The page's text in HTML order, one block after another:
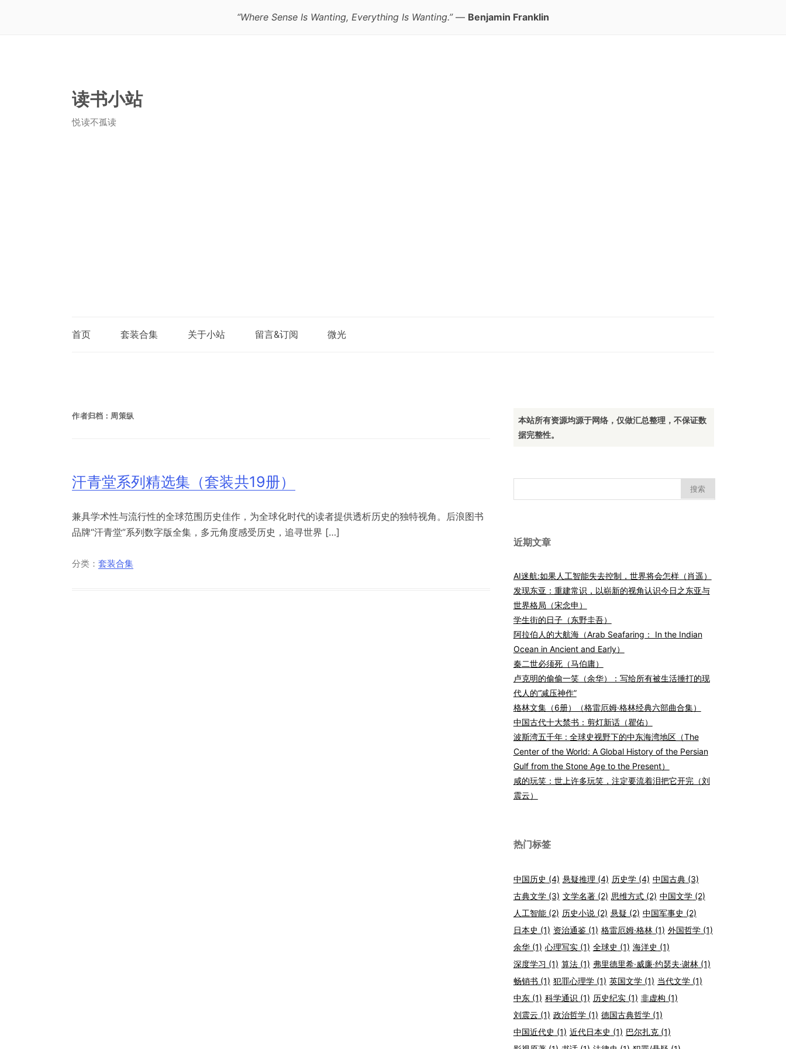
“Where Sense Is Wanting, Everything Is Wanting.”— Benjamin Franklin
读书小站
悦读不孤读
首页 套装合集 关于小站 留言&订阅 微光
作者归档： 周策纵
汗青堂系列精选集（套装共19册）
兼具学术性与流行性的全球范围历史佳作，为全球化时代的读者提供透析历史的独特视角。后浪图书
品牌“汗青堂”系列数字版全集，多元角度感受历史，追寻世界 […]
分类：套装合集
本站所有资源均源于网络，仅做汇总整理，不保证数
据完整性。
索：
近期文章
AI迷航:如果人工智能失去控制，世界将会怎样（肖遥）
发现东亚：重建常识，以崭新的视角认识今日之东亚与
世界格局（宋念申）
学生街的日子（东野圭吾）
阿拉伯人的大航海（Arab Seafaring： In the Indian
Ocean in Ancient and Early）
秦二世必须死（马伯庸）
卢克明的偷偷一笑（余华）：写给所有被生活捶打的现
代人的“减压神作”
格林文集（6册）（格雷厄姆·格林经典六部曲合集）
中国古代十大禁书：剪灯新话（瞿佑）
波斯湾五千年 : 全球史视野下的中东海湾地区（The
Center of the World: A Global History of the Persian
Gulf from the Stone Age to the Present）
咸的玩笑：世上许多玩笑，注定要流着泪把它开完（刘
震云）
热门标签
中国历史 (4) 悬疑推理 (4) 历史学(4) 中国古典(3)
古典文学(3) 文学名著(2) 思维方式(2) 中国文学(2)
人工智能(2) 历史小说(2) 悬疑 (2) 中国军事史 (2)
日本史 (1) 资治通鉴(1) 格雷厄姆·格林(1) 外国哲学(1)
余华(1) 心理写实(1) 全球史 (1) 海洋史 (1)
深度学习 (1) 算法(1) 弗里德里希·威廉·约瑟夫·谢林(1)
畅销书 (1) 犯罪心理学(1) 英国文学(1) 当代文学(1)
中东(1) 科学通识 (1) 历史纪实(1) 非虚构 (1)
刘震云 (1) 政治哲学(1) 德国古典哲学(1)
中国近代史 (1) 近代日本史 (1) 巴尔扎克(1)